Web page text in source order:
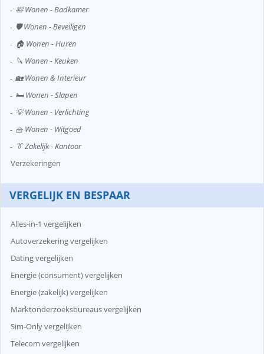
🛀 Wonen - Badkamer
🛡️ Wonen - Beveiligen
🏠 Wonen - Huren
🔪 Wonen - Keuken
🏡 Wonen & Interieur
🛏️ Wonen - Slapen
💡 Wonen - Verlichting
🧺 Wonen - Witgoed
👔 Zakelijk - Kantoor
Verzekeringen
VERGELIJK EN BESPAAR
Alles-in-1 vergelijken
Autoverzekering vergelijken
Dating vergelijken
Energie (consument) vergelijken
Energie (zakelijk) vergelijken
Marktonderzoeksbureaus vergelijken
Sim-Only vergelijken
Telecom vergelijken